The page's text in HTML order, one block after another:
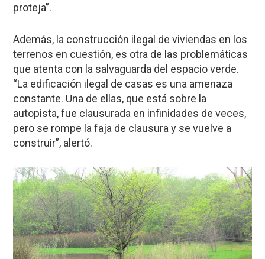
proteja”.
Además, la construcción ilegal de viviendas en los
terrenos en cuestión, es otra de las problemáticas
que atenta con la salvaguarda del espacio verde.
“La edificación ilegal de casas es una amenaza
constante. Una de ellas, que está sobre la
autopista, fue clausurada en infinidades de veces,
pero se rompe la faja de clausura y se vuelve a
construir”, alertó.